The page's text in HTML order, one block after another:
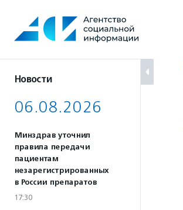
содержанию
Новости
06.08.2026
Минздрав уточнил
правила передачи
пациентам
незарегистрированных
в России препаратов
17:30